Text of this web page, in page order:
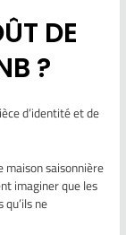
DE
?
d’identité et de
maison saisonnière
imaginer que les
ne